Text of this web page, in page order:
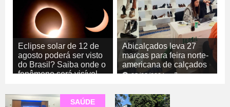
Eclipse solar de 12 de
agosto poderá ser visto
do Brasil? Saiba onde o
fenômeno será visível
Abicalçados leva 27
marcas para feira norte-
americana de calçados
05/08/2026
SAÚDE